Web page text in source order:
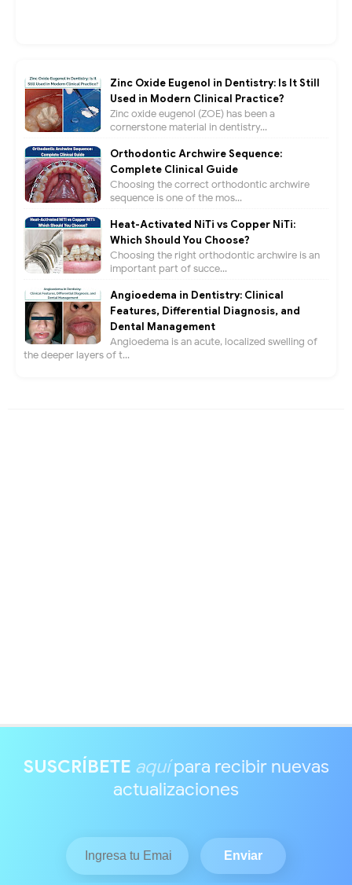
Zinc Oxide Eugenol in Dentistry: Is It Still
Used in Modern Clinical Practice?
Zinc oxide eugenol (ZOE) has been a
cornerstone material in dentistry...
Orthodontic Archwire Sequence:
Complete Clinical Guide
Choosing the correct orthodontic archwire
sequence is one of the mos...
Heat-Activated NiTi vs Copper NiTi:
Which Should You Choose?
Choosing the right orthodontic archwire is an
important part of succe...
Angioedema in Dentistry: Clinical
Features, Differential Diagnosis, and
Dental Management
Angioedema is an acute, localized swelling of
the deeper layers of t...
SUSCRÍBETE aquípara recibir nuevas
actualizaciones